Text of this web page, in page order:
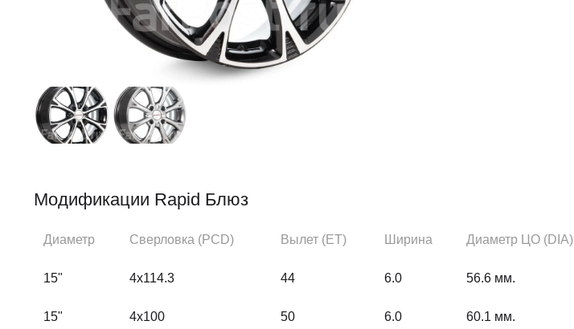
Модификации Rapid Блюз
Диаметр Сверловка (PCD) Вылет (ЕТ) Ширина Диаметр ЦО (DIA)
15" 4x114.3 44 6.0 56.6 мм.
15" 4x100 50 6.0 60.1 мм.